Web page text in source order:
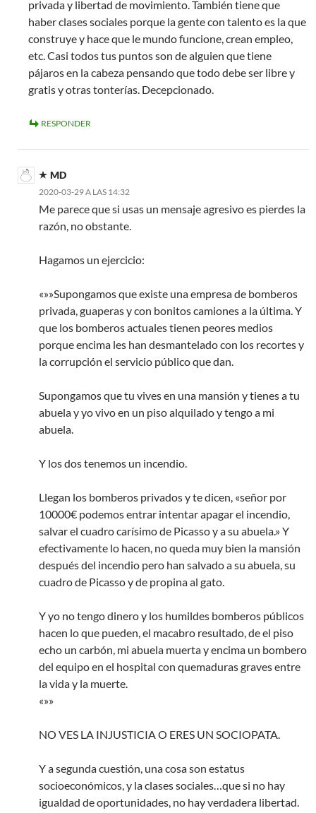
privada y libertad de movimiento. También tiene que
haber clases sociales porque la gente con talento es la que
construye y hace que le mundo funcione, crean empleo,
etc. Casi todos tus puntos son de alguien que tiene
pájaros en la cabeza pensando que todo debe ser libre y
gratis y otras tonterías. Decepcionado.
RESPONDER
MD
2020-03-29 A LAS 14:32
Me parece que si usas un mensaje agresivo es pierdes la
razón, no obstante.
Hagamos un ejercicio:
«»»Supongamos que existe una empresa de bomberos
privada, guaperas y con bonitos camiones a la última. Y
que los bomberos actuales tienen peores medios
porque encima les han desmantelado con los recortes y
la corrupción el servicio público que dan.
Supongamos que tu vives en una mansión y tienes a tu
abuela y yo vivo en un piso alquilado y tengo a mi
abuela.
Y los dos tenemos un incendio.
Llegan los bomberos privados y te dicen, «señor por
10000€ podemos entrar intentar apagar el incendio,
salvar el cuadro carísimo de Picasso y a su abuela.» Y
efectivamente lo hacen, no queda muy bien la mansión
después del incendio pero han salvado a su abuela, su
cuadro de Picasso y de propina al gato.
Y yo no tengo dinero y los humildes bomberos públicos
hacen lo que pueden, el macabro resultado, de el piso
echo un carbón, mi abuela muerta y encima un bombero
del equipo en el hospital con quemaduras graves entre
la vida y la muerte.
«»»
NO VES LA INJUSTICIA O ERES UN SOCIOPATA.
Y a segunda cuestión, una cosa son estatus
socioeconómicos, y la clases sociales…que si no hay
igualdad de oportunidades, no hay verdadera libertad.